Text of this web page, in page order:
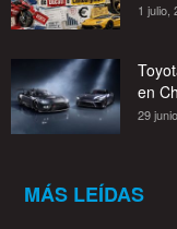
1 julio,
en
29
MÁS LEÍDAS